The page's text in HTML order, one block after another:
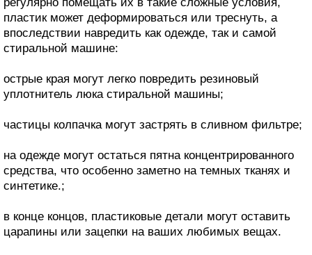
регулярно помещать их в такие сложные условия,
пластик может деформироваться или треснуть, а
впоследствии навредить как одежде, так и самой
стиральной машине:
острые края могут легко повредить резиновый
уплотнитель люка стиральной машины;
частицы колпачка могут застрять в сливном фильтре;
на одежде могут остаться пятна концентрированного
средства, что особенно заметно на темных тканях и
синтетике.;
в конце концов, пластиковые детали могут оставить
царапины или зацепки на ваших любимых вещах.